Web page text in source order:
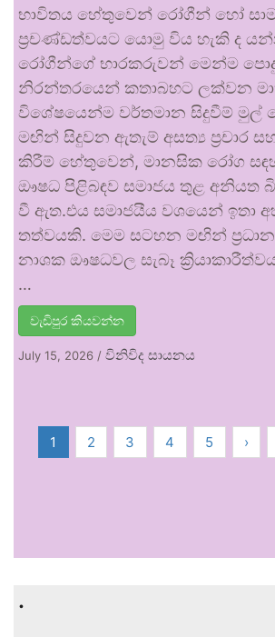
භාවිතය හේතුවෙන් රෝගීන් හෝ
ප්‍රචණ්ඩත්වයට යොමු විය හැකි ද
රෝගීන්ගේ භාරකරුවන් මෙන්ම පොදු
නිරන්තරයෙන් කතාබහට ලක්වන
විශේෂයෙන්ම වර්තමාන සිදුවීම් මුල්
මඟින් සිදුවන ඇතැම් අසත්‍ය ප්‍රචාර
කිරීම් හේතුවෙන්, මානසික රෝග
ඖෂධ පිළිබඳව සමාජය තුළ අනියත
වී ඇත.එය සමාජයීය වශයෙන් ඉතා
තත්වයකි. මෙම සටහන මඟින්
නාශක ඖෂධවල සැබෑ
…
වැඩිපුර කියවන්න
July 15, 2026 / විනිවිද සායනය
1 2 3 4 5 ›
.